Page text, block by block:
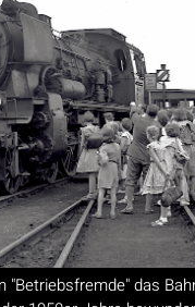
"Betriebsfremde" das